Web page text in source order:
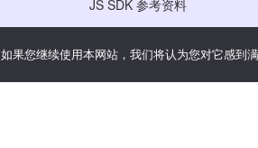
JS SDK 参考资料
如果您继续使用本网站，我们将认为您对它感到满